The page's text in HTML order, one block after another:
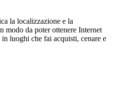
la localizzazione e la
modo da poter ottenere Internet
luoghi che fai acquisti, cenare e